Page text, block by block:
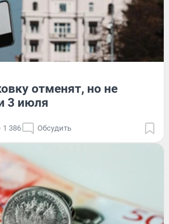
отменят, но не
3 июля
1 386 Обсудить